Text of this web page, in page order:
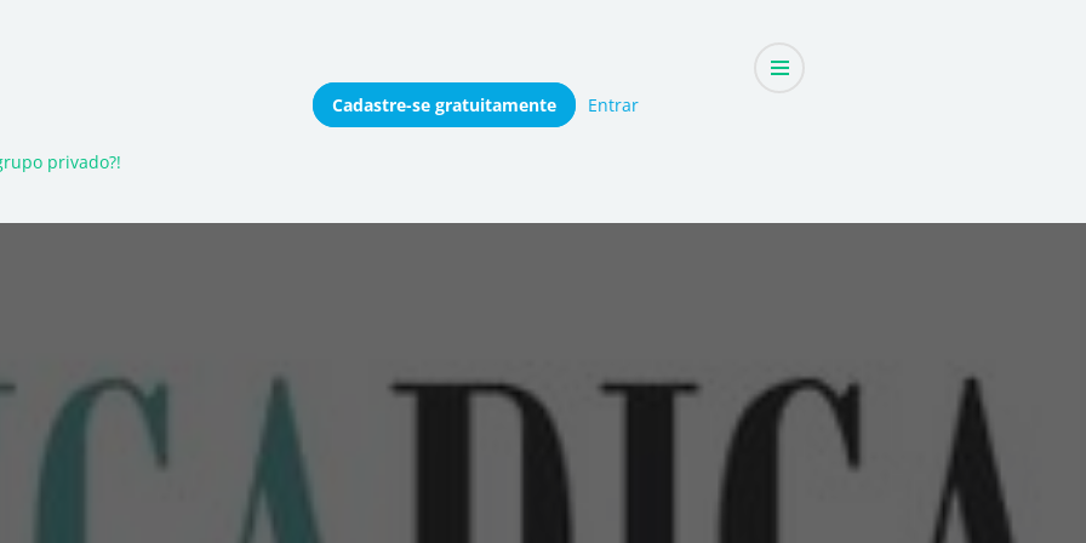
Cadastre-se gratuitamente Entrar
privado?!